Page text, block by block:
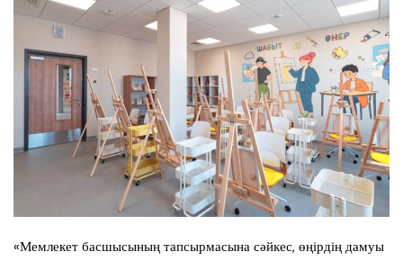
«Мемлекет басшысының тапсырмасына сәйкес, өңірдің дамуы